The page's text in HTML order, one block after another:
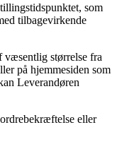
som
tilbagevirkende
størrelse fra
på hjemmesiden som
Leverandøren
eller